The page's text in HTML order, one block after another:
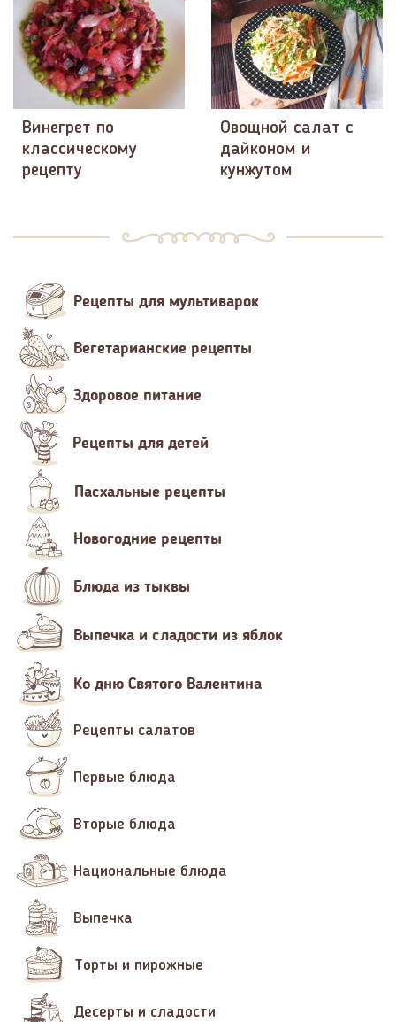
Винегрет по
классическому
рецепту
Овощной салат с
дайконом и
кунжутом
Рецепты для мультиварок
Вегетарианские рецепты
Здоровое питание
Рецепты для детей
Пасхальные рецепты
Новогодние рецепты
Блюда из тыквы
Выпечка и сладости из яблок
Ко дню Святого Валентина
Рецепты салатов
Первые блюда
Вторые блюда
Национальные блюда
Выпечка
Торты и пирожные
Десерты и сладости